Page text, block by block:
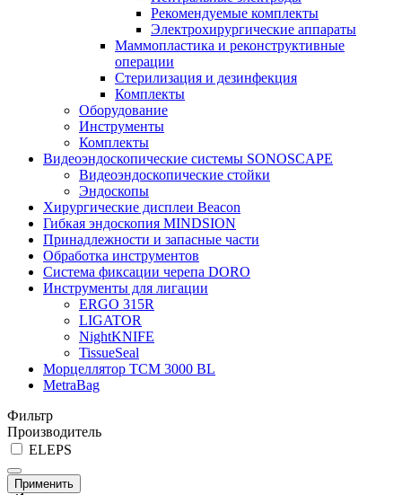
Рекомендуемые комплекты
Электрохирургические аппараты
Маммопластика и реконструктивные
операции
Стерилизация и дезинфекция
Комплекты
Оборудование
Инструменты
Комплекты
Видеоэндоскопические системы SONOSCAPE
Видеоэндоскопические стойки
Эндоскопы
Хирургические дисплеи Beacon
Гибкая эндоскопия MINDSION
Принадлежности и запасные части
Обработка инструментов
Система фиксации черепа DORO
Инструменты для лигации
ERGO 315R
LIGATOR
NightKNIFE
TissueSeal
Морцеллятор ТСМ 3000 BL
MetraBag
Фильтр
Производитель
ELEPS
Применить